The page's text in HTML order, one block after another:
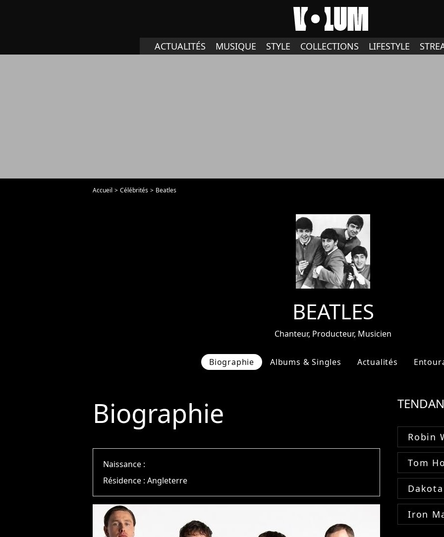
ACTUALITÉS MUSIQUE STYLE COLLECTIONS LIFESTYLE
Accueil Célébrités Beatles
BEATLES
Chanteur, Producteur, Musicien
Biographie Albums & Singles Actualités
Biographie
Naissance :
Résidence :Angleterre
Robin
Tom
Iron